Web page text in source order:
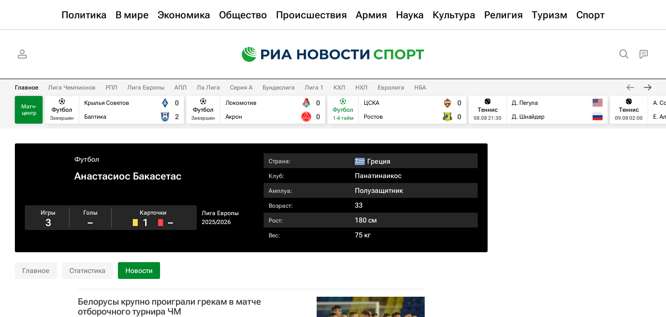
Политика В мире Экономика Общество Происшествия Армия Наука Культура Религия Туризм Спорт
Главное Лига Чемпионов РПЛ Лига Европы АПЛ Ла Лига Серия А Бундеслига Лига 1 КХЛ НХЛ Евролига НБА
Матч-
центр
Футбол
Завершен
Крылья Советов
Балтика
0
2
Футбол
Завершен
Локомотив
Акрон
0
0
Футбол
1-й тайм
ЦСКА
Ростов
0
0
Теннис
08.08 21:30
Д. Пегула
Д. Шнайдер
Теннис
09.08 02:00
А.
Е.
Футбол
Анастасиос Бакасетас
Лига Европы
2025/2026
Игры
3
Голы
–
Карточки
1 –
Страна: Греция
Клуб: Панатинаикос
Амплуа: Полузащитник
Возраст: 33
Рост: 180 см
Вес: 75 кг
Главное Статистика Новости
Белорусы крупно проиграли грекам в матче
отборочного турнира ЧМ